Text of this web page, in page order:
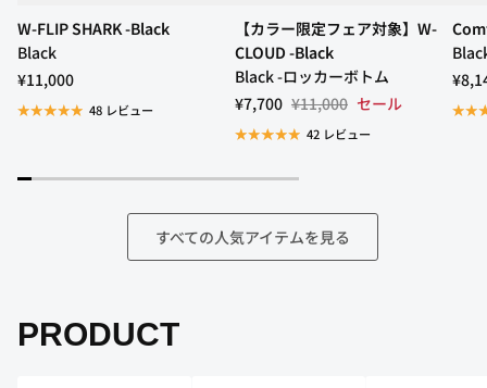
W-FLIP SHARK -Black
Black
¥11,000
48 レビュー
【カラー限定フェア対象】W-
CLOUD -Black
Black -ロッカーボトム
¥7,700 ¥11,000 セール
42 レビュー
すべての人気アイテムを見る
PRODUCT